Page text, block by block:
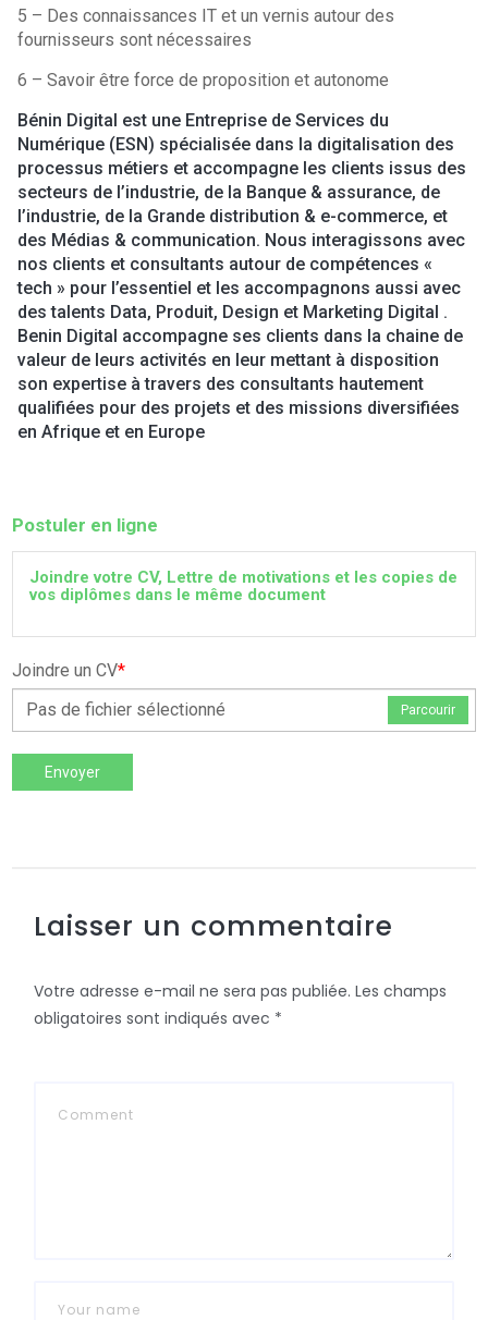
5 – Des connaissances IT et un vernis autour des
fournisseurs sont nécessaires
6 – Savoir être force de proposition et autonome
Bénin Digital est une Entreprise de Services du
Numérique (ESN) spécialisée dans la digitalisation des
processus métiers et accompagne les clients issus des
secteurs de l’industrie, de la Banque & assurance, de
l’industrie, de la Grande distribution & e-commerce, et
des Médias & communication. Nous interagissons avec
nos clients et consultants autour de compétences «
tech » pour l’essentiel et les accompagnons aussi avec
des talents Data, Produit, Design et Marketing Digital .
Benin Digital accompagne ses clients dans la chaine de
valeur de leurs activités en leur mettant à disposition
son expertise à travers des consultants hautement
qualifiées pour des projets et des missions diversifiées
en Afrique et en Europe
Postuler en ligne
Joindre votre CV, Lettre de motivations et les copies de
vos diplômes dans le même document
Joindre un CV*
Pas de fichier sélectionné
Parcourir
Envoyer
Laisser un commentaire
Votre adresse e-mail ne sera pas publiée. Les champs
obligatoires sont indiqués avec *